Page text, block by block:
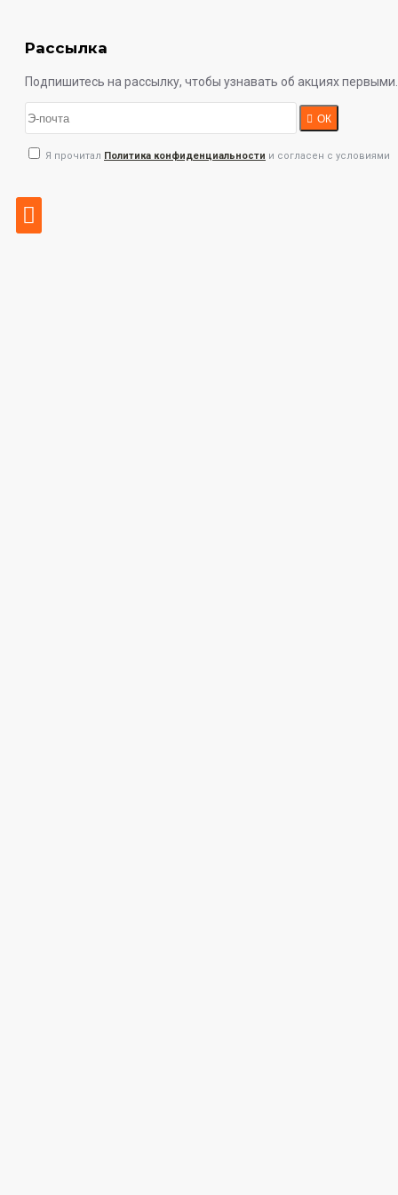
Рассылка
Подпишитесь на рассылку, чтобы узнавать об акциях первыми.
ОК
Я прочитал Политика конфиденциальности и согласен с условиями